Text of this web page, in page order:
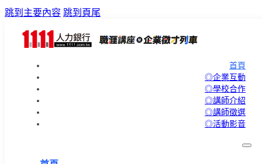
跳到主要內容 跳到頁尾
首頁
◎企業互動
◎學校合作
◎講師介紹
◎講師徵選
◎活動影音